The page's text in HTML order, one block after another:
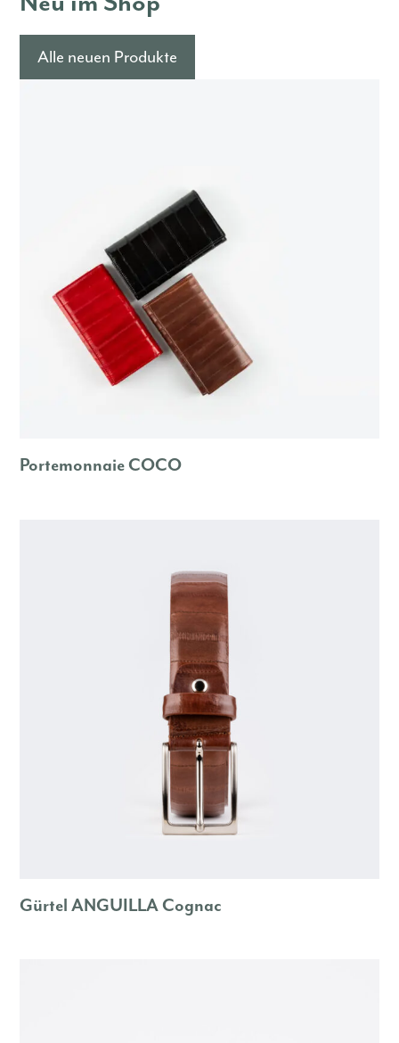
Alle neuen Produkte
Portemonnaie COCO
Gürtel ANGUILLA Cognac